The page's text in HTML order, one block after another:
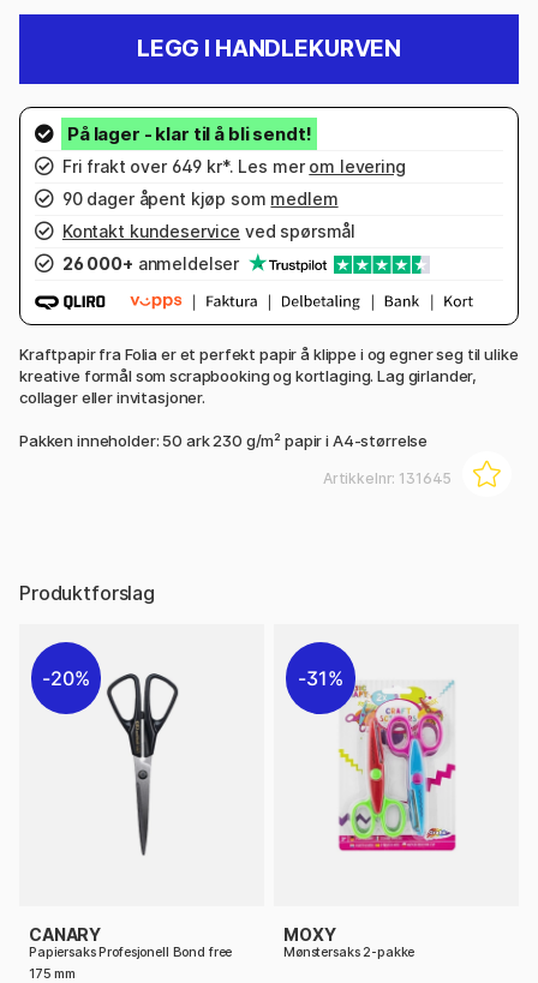
LEGG I HANDLEKURVEN
Fri frakt over 649 kr*. Les mer om levering
90 dager åpent kjøp som medlem
Kontakt kundeservice ved spørsmål
26 000+ anmeldelser
Kraftpapir fra Folia er et perfekt papir å klippe i og egner seg til ulike
kreative formål som scrapbooking og kortlaging. Lag girlander,
collager eller invitasjoner.
Pakken inneholder: 50 ark 230 g/m² papir i A4-størrelse
Artikkelnr: 131645
Produktforslag
20%
CANARY
Papiersaks Profesjonell Bond free
175 mm
31%
MOXY
Mønstersaks 2-pakke